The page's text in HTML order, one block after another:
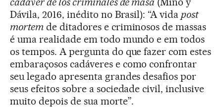
Dávila, 2016, inédito no Brasil): “A vidapost
mortemde ditadores e criminosos de massas
é uma realidade em todo mundo e em todos
os tempos. A pergunta do que fazer com estes
embaraçosos cadáveres e como confrontar
seu legado apresenta grandes desafios por
seus efeitos sobre a sociedade civil, inclusive
muito depois de sua morte”.